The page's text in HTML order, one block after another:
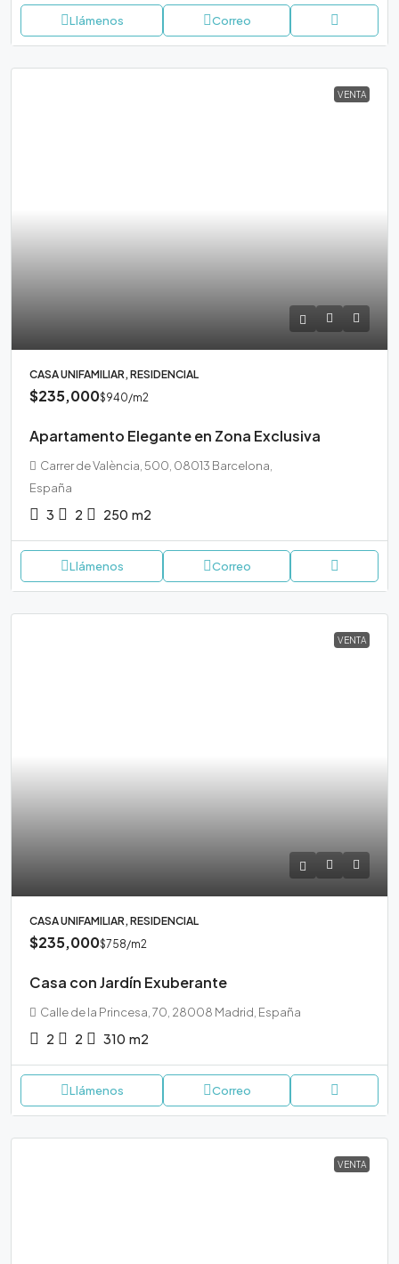
Llámenos Correo
VENTA
CASA UNIFAMILIAR, RESIDENCIAL
$235,000$940/m2
Apartamento Elegante en Zona Exclusiva
Carrer de València, 500, 08013 Barcelona,
España
3 2 250 m2
Llámenos Correo
VENTA
CASA UNIFAMILIAR, RESIDENCIAL
$235,000$758/m2
Casa con Jardín Exuberante
Calle de la Princesa, 70, 28008 Madrid, España
2 2 310 m2
Llámenos Correo
VENTA